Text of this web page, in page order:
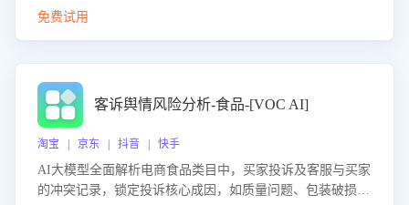
免费试用
客诉舆情风险分析-食品-[VOC AI]
淘宝 | 京东 | 抖音 | 快手
AI大模型全面解析电商食品类目中，买家投诉及客服与买家
的冲突记录，锁定投诉核心成因，如质量问题、包装破损